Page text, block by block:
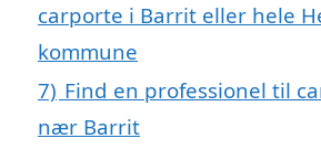
carporte i Barrit eller hele
kommune
7) Find en professionel til
nær Barrit